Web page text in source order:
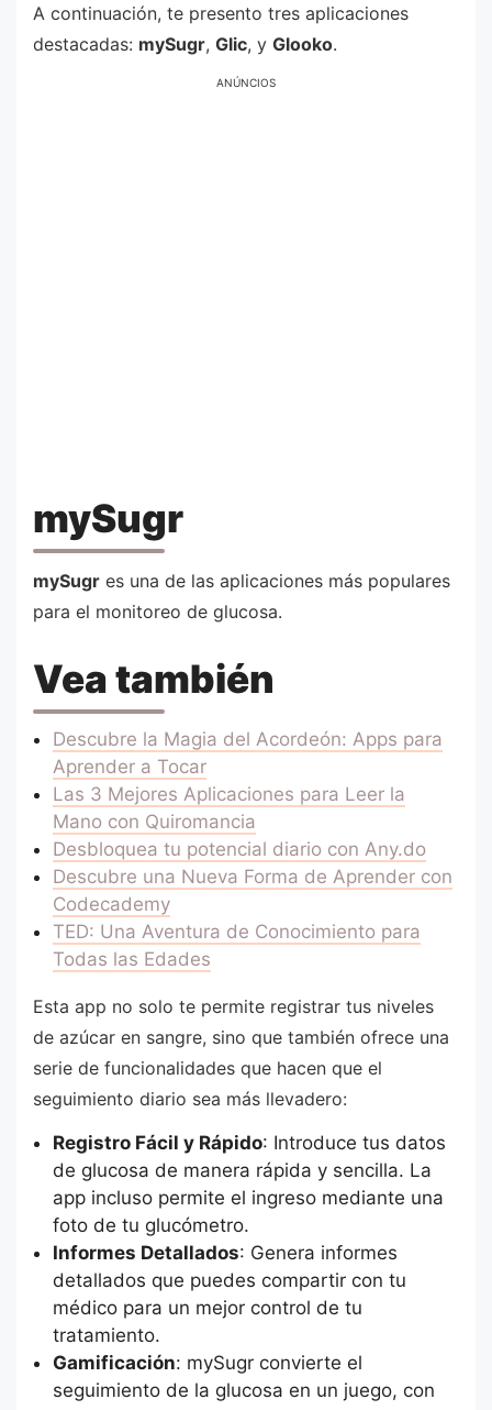
A continuación, te presento tres aplicaciones
destacadas: mySugr, Glic, y Glooko.
ANÚNCIOS
mySugr
mySugr es una de las aplicaciones más populares
para el monitoreo de glucosa.
Vea también
Descubre la Magia del Acordeón: Apps para
Aprender a Tocar
Las 3 Mejores Aplicaciones para Leer la
Mano con Quiromancia
Desbloquea tu potencial diario con Any.do
Descubre una Nueva Forma de Aprender con
Codecademy
TED: Una Aventura de Conocimiento para
Todas las Edades
Esta app no solo te permite registrar tus niveles
de azúcar en sangre, sino que también ofrece una
serie de funcionalidades que hacen que el
seguimiento diario sea más llevadero:
Registro Fácil y Rápido: Introduce tus datos
de glucosa de manera rápida y sencilla. La
app incluso permite el ingreso mediante una
foto de tu glucómetro.
Informes Detallados: Genera informes
detallados que puedes compartir con tu
médico para un mejor control de tu
tratamiento.
Gamificación: mySugr convierte el
seguimiento de la glucosa en un juego, con